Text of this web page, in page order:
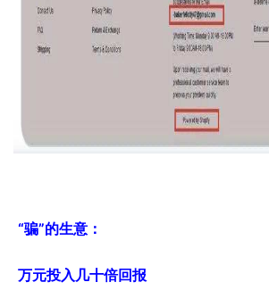
“骗”的生意：
万元投入几十倍回报